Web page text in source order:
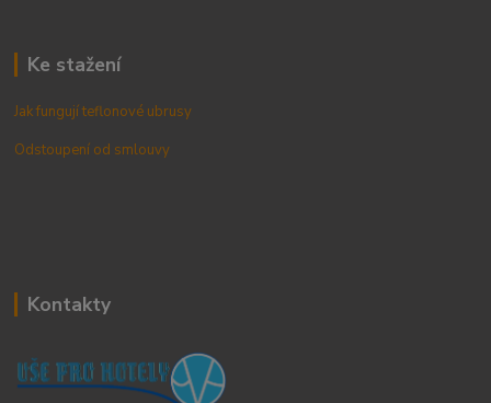
Ke stažení
Jak fungují teflonové ubrusy
Odstoupení od smlouvy
Kontakty